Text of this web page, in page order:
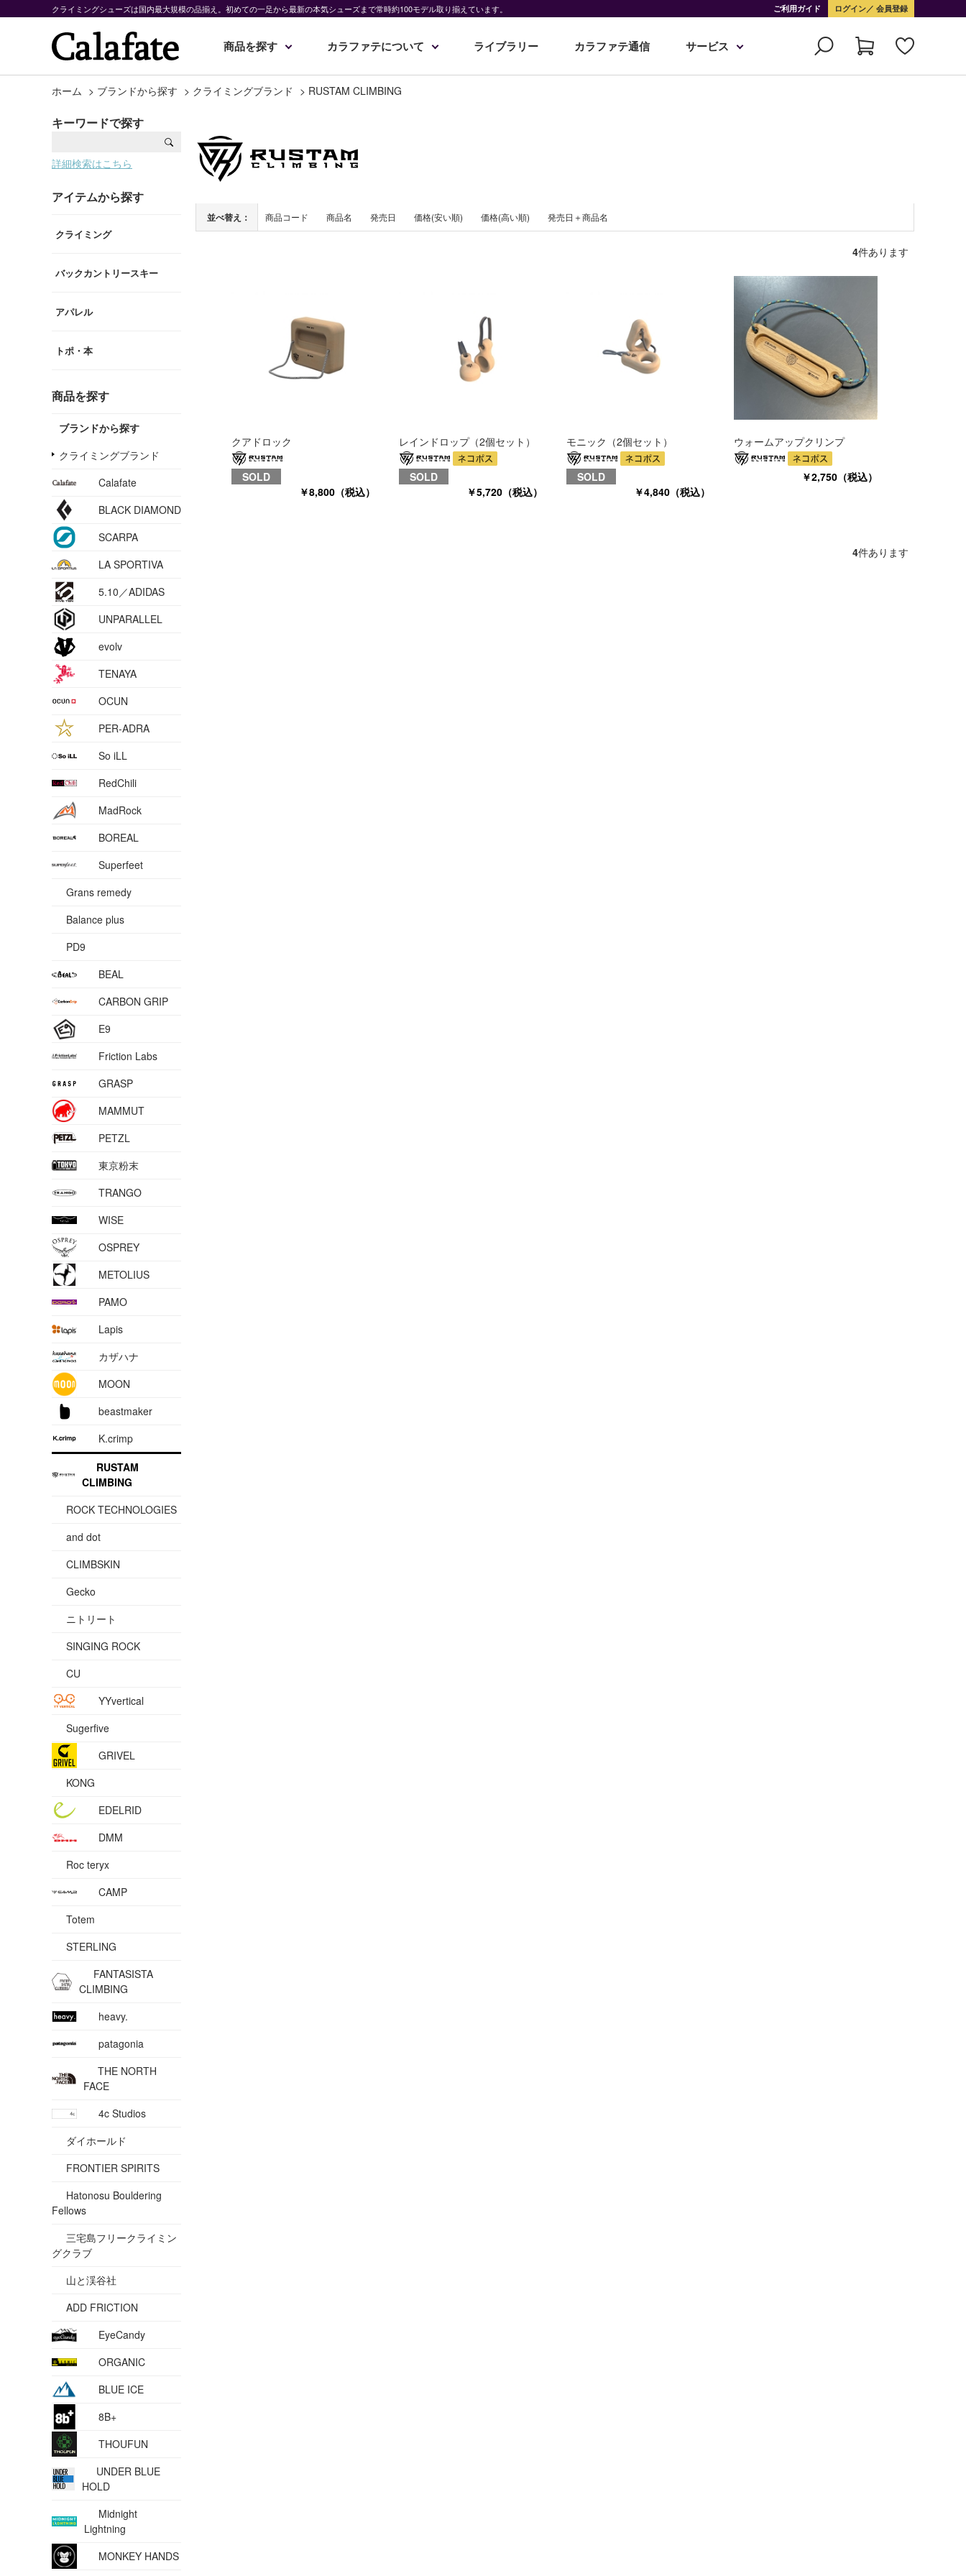
クライミングシューズは国内最大規模の品揃え。初めての一足から最新の本気シューズまで常時約100モデル取り揃えています。 ご利用ガイド ログイン 会員登録
商品を探す カラファテについて ライブラリー カラファテ通信 サービス
ホーム > ブランドから探す > クライミングブランド > RUSTAM CLIMBING
キーワードで探す
詳細検索はこちら
アイテムから探す
クライミング
バックカントリースキー
アパレル
トポ・本
商品を探す
ブランドから探す
クライミングブランド
Calafate
BLACK DIAMOND
SCARPA
LA SPORTIVA
5.10／ADIDAS
UNPARALLEL
evolv
TENAYA
OCUN
PER-ADRA
So iLL
RedChili
MadRock
BOREAL
Superfeet
Grans remedy
Balance plus
PD9
BEAL
CARBON GRIP
E9
Friction Labs
GRASP
MAMMUT
PETZL
東京粉末
TRANGO
WISE
OSPREY
METOLIUS
PAMO
Lapis
カザハナ
MOON
beastmaker
K.crimp
RUSTAM
CLIMBING
ROCK TECHNOLOGIES
and dot
CLIMBSKIN
Gecko
ニトリート
SINGING ROCK
CU
YYvertical
Sugerfive
GRIVEL
KONG
EDELRID
DMM
Roc teryx
CAMP
Totem
STERLING
FANTASISTA
CLIMBING
heavy.
patagonia
THE NORTH
FACE
4c Studios
ダイホールド
FRONTIER SPIRITS
Hatonosu Bouldering
Fellows
三宅島フリークライミン
グクラブ
山と渓谷社
ADD FRICTION
EyeCandy
ORGANIC
BLUE ICE
8B+
THOUFUN
UNDER BLUE
HOLD
Midnight
Lightning
MONKEY HANDS
並べ替え： 商品コード 商品名 発売日 価格(安い順) 価格(高い順) 発売日＋商品名
4件あります
クアドロック
SOLD
￥8,800（税込）
レインドロップ（2個セット）
SOLD
￥5,720（税込）
モニック（2個セット）
SOLD
￥4,840（税込）
ウォームアップクリンプ
￥2,750（税込）
4件あります